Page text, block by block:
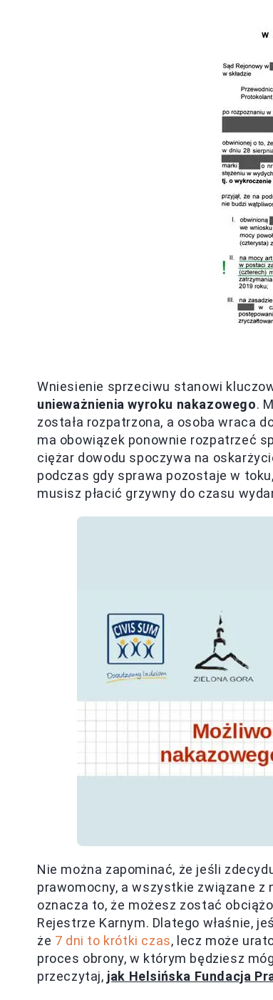
Wniesienie sprzeciwu stanowi
unieważnienia wyroku nakazowego.
została rozpatrzona, a osoba wraca
ma obowiązek ponownie rozpatrzeć
ciężar dowodu spoczywa na
podczas gdy sprawa pozostaje w
musisz płacić grzywny do czasu
Nie można zapominać, że jeśli
prawomocny, a wszystkie związane
oznacza to, że możesz zostać
Rejestrze Karnym. Dlatego właśnie,
że 7 dni to krótki czas, lecz może
proces obrony, w którym będziesz
przeczytaj, jak Helsińska Fundacja